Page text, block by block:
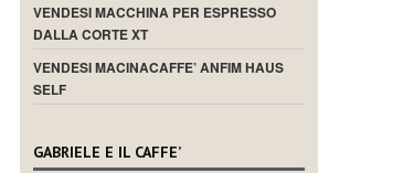
VENDESI MACCHINA PER ESPRESSO
DALLA CORTE XT
VENDESI MACINACAFFE’ ANFIM HAUS
SELF
GABRIELE E IL CAFFE’